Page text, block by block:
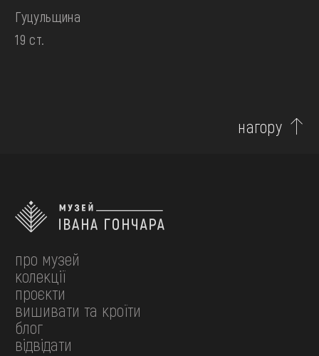
Гуцульщина
19 ст.
нагору
про музей
колекції
проєкти
вишивати та кроїти
блог
відвідати